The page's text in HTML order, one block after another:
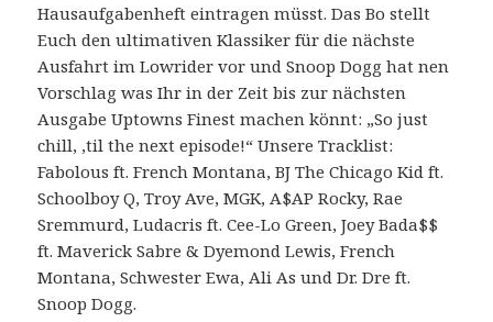
Hausaufgabenheft eintragen müsst. Das Bo stellt
Euch den ultimativen Klassiker für die nächste
Ausfahrt im Lowrider vor und Snoop Dogg hat nen
Vorschlag was Ihr in der Zeit bis zur nächsten
Ausgabe Uptowns Finest machen könnt: „So just
chill, ‚til the next episode!“ Unsere Tracklist:
Fabolous ft. French Montana, BJ The Chicago Kid ft.
Schoolboy Q, Troy Ave, MGK, A$AP Rocky, Rae
Sremmurd, Ludacris ft. Cee-Lo Green, Joey Bada$$
ft. Maverick Sabre & Dyemond Lewis, French
Montana, Schwester Ewa, Ali As und Dr. Dre ft.
Snoop Dogg.